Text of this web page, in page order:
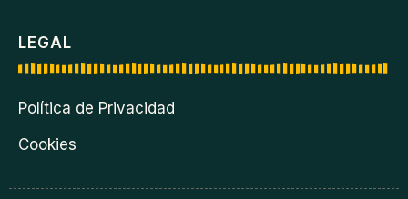
LEGAL
Política de Privacidad
Cookies